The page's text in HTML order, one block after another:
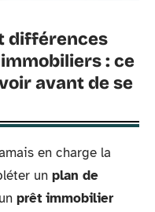
différences
: ce
avant de se
en charge la
un plan de
prêt immobilier